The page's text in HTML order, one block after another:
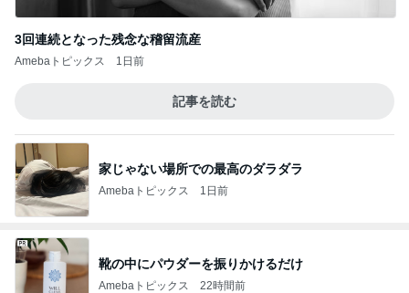
3回連続となった残念な稽留流産
Amebaトピックス 1日前
記事を読む
家じゃない場所での最高のダラダラ
Amebaトピックス 1日前
靴の中にパウダーを振りかけるだけ
Amebaトピックス 22時間前